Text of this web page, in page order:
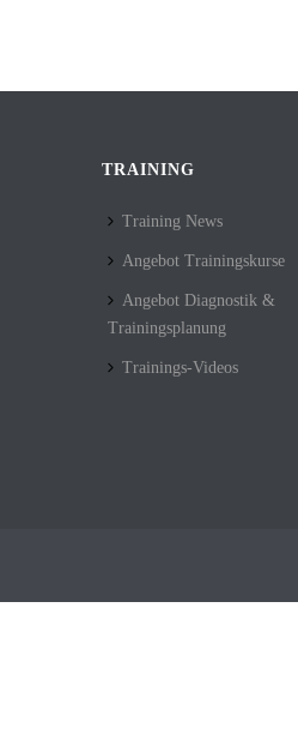
TRAINING
Training News
Angebot Trainingskurse
Angebot Diagnostik &
Trainingsplanung
Trainings-Videos